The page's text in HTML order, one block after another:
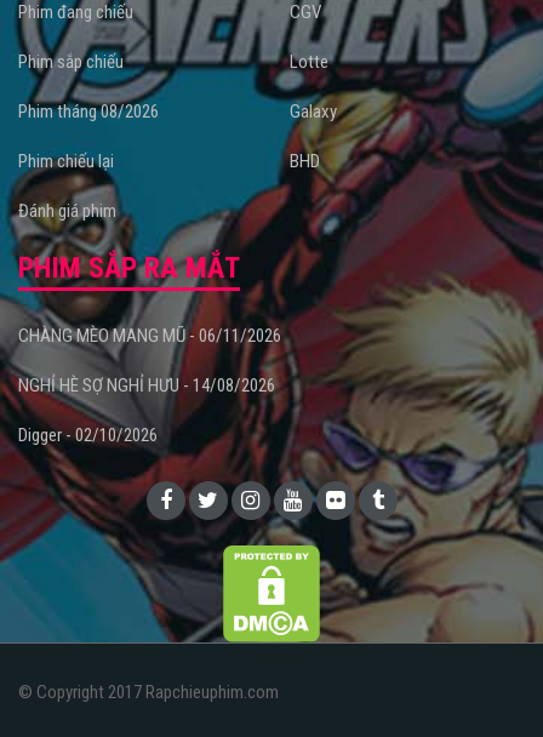
Phim đang chiếu
Phim sắp chiếu
Phim tháng 08/2026
Phim chiếu lại
Đánh giá phim
CGV
Lotte
Galaxy
BHD
PHIM SẮP RA MẮT
CHÀNG MÈO MANG MŨ - 06/11/2026
NGHỈ HÈ SỢ NGHỈ HƯU - 14/08/2026
Digger - 02/10/2026
© Copyright 2017 Rapchieuphim.com